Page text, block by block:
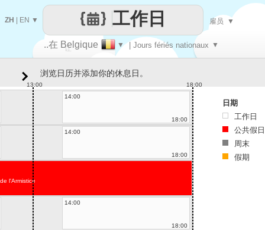
让
每一天
..在 Belgique ▼ | Jours fériés nationaux ▼
工作日
ZH EN ▼ 雇员 ▼
浏览日历并添加你的休息日。
13:00
18:00
14:00
18:00
14:00
18:00
l'Armistice
14:00
18:00
日期
工作日
公共假日
周末
假期